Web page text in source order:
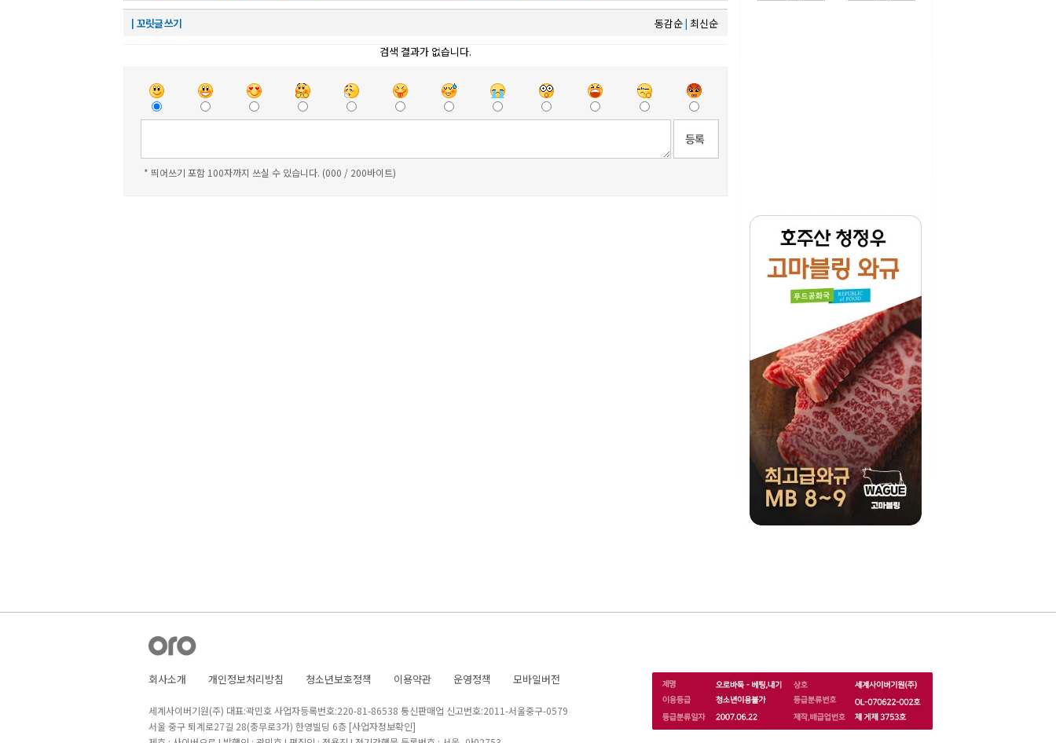
┃꼬릿글 쓰기 동감순| 최신순
검색 결과가 없습니다.
* 띄어쓰기 포함 100자까지 쓰실 수 있습니다. (000 / 200바이트)
회사소개 개인정보처리방침 청소년보호정책 이용약관 운영정책 모바일버전
세계사이버기원(주) 대표:곽민호 사업자등록번호:220-81-86538 통신판매업 신고번호:2011-서울중구-0579
서울 중구 퇴계로27길 28(충무로3가) 한영빌딩 6층 [사업자정보확인]